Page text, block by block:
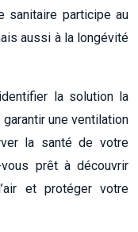
sanitaire participe au
aussi à la longévité
la solution la
une ventilation
la santé de votre
prêt à découvrir
et protéger votre